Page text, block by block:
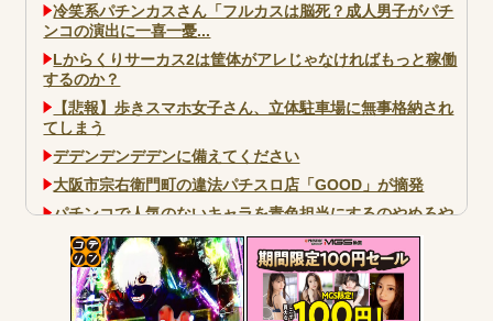
冷笑系パチンカスさん「フルカスは脳死？成人男子がパチ
ンコの演出に一喜一憂...
Lからくりサーカス2は筐体がアレじゃなければもっと稼働
するのか？
【悲報】歩きスマホ女子さん、立体駐車場に無事格納され
てしまう
デデンデンデデンに備えてください
大阪市宗右衛門町の違法パチスロ店「GOOD」が摘発
パチンコで人気のないキャラを青色担当にするのやめろや
ワイ、パチンコ屋店員の目の前で会員カードを握り潰し
「今までありがとう」と...
無職のパチンコカス(22)なんやが、ワイの人生どれくらい
ヤバいか教えて？...
コテ
リン